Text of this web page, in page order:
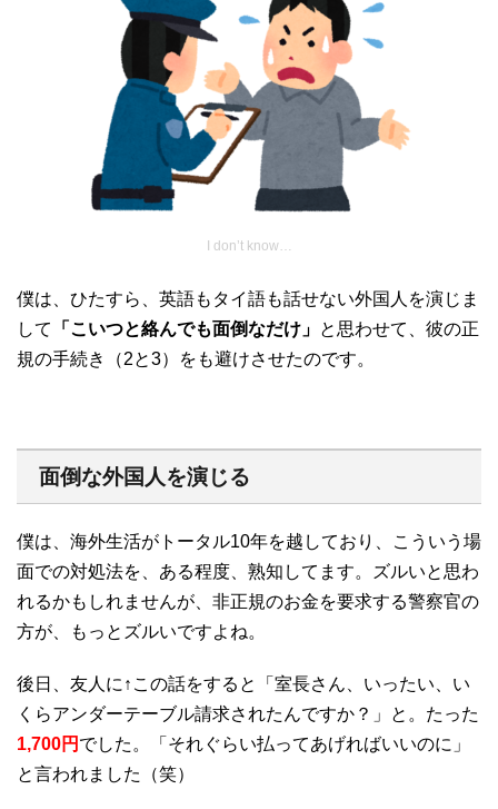
I don’t know…
僕は、ひたすら、英語もタイ語も話せない外国人を演じま
して
「こいつと絡んでも面倒なだけ」 と思わせて、彼の正
規の手続き（2と3）をも避けさせたのです。
面倒な外国人を演じる
僕は、海外生活がトータル10年を越しており、こういう場
面での対処法を、ある程度、熟知してます。ズルいと思わ
れるかもしれませんが、非正規のお金を要求する警察官の
方が、もっとズルいですよね。
後日、友人に↑この話をすると「室長さん、いったい、い
くらアンダーテーブル請求されたんですか？」と。たった
1,700円 でした。「それぐらい払ってあげればいいのに」
と言われました（笑）